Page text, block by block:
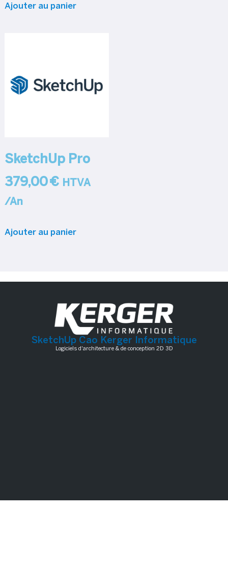
Ajouter au panier
SketchUp Pro
379,00€ HTVA
/An
Ajouter au panier
SketchUp Cao Kerger Informatique
Logiciels d'architecture & de conception 2D 3D